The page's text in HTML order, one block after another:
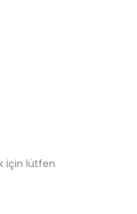
için lütfen